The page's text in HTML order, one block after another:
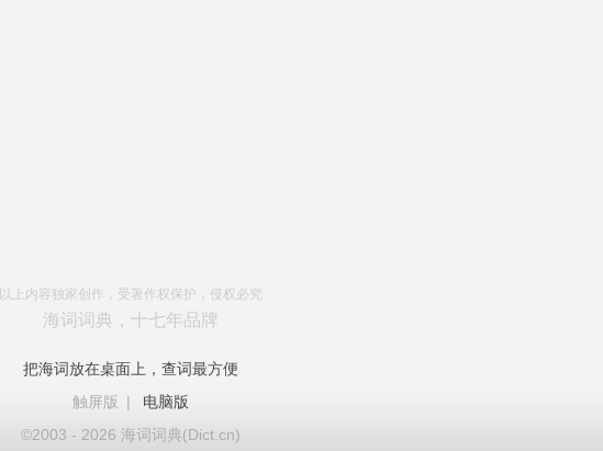
以上内容独家创作，受著作权保护，侵权必究
海词词典，十七年品牌
把海词放在桌面上，查词最方便
触屏版
|
电脑版
©2003 - 2026 海词词典(Dict.cn)